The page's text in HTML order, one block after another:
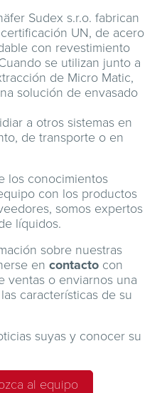
Sudex s.r.o. fabrican
UN, de acero
con revestimiento
se utilizan junto a
de Micro Matic,
solución de envasado
a otros sistemas en
de transporte o en
los conocimientos
con los productos
somos expertos
líquidos.
sobre nuestras
en contacto con
ventas o enviarnos una
características de su
suyas y conocer su
al equipo